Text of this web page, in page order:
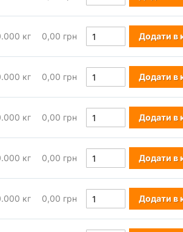
кг 0,00 грн Додати в
кг 0,00 грн Додати в
кг 0,00 грн Додати в
кг 0,00 грн Додати в
кг 0,00 грн Додати в